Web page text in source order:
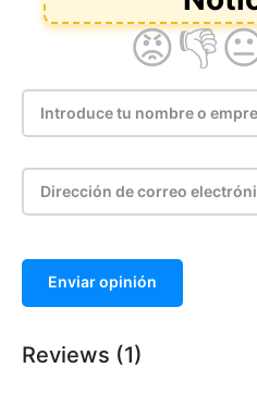
Enviar opinión
Reviews (1)